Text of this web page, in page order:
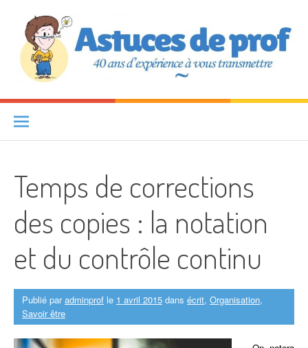
Astuces de prof
Temps de corrections
des copies : la notation
et du contrôle continu
Publié paradminprof le 1 avril 2015 dans écrit, Organisation,
Savoir être